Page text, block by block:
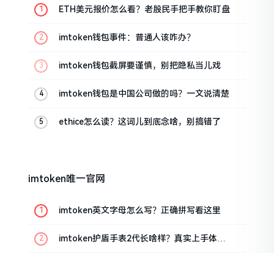
ETH美元报价怎么看？老股民手把手教你盯盘
imtoken钱包事件：普通人该咋办？
imtoken钱包截屏要谨慎，别把隐私当儿戏
imtoken钱包是中国公司做的吗？一文说清楚
ethice怎么读？这词儿到底念啥，别搞错了
imtoken唯一官网
imtoken英文字母怎么写？正确拼写看这里
imtoken护盾手表2代长啥样？真实上手体验